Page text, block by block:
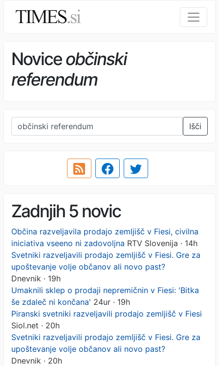
Noviceobčinski
referendum
Išči
Zadnjih 5 novic
Občina razveljavila prodajo zemljišč v Fiesi, civilna
iniciativa vseeno ni zadovoljna RTV Slovenija · 14h
Svetniki razveljavili prodajo zemljišč v Fiesi. Gre za
upoštevanje volje občanov ali novo past?
Dnevnik · 19h
Umaknili sklep o prodaji nepremičnin v Fiesi: 'Bitka
še zdaleč ni končana' 24ur · 19h
Piranski svetniki razveljavili prodajo zemljišč v Fiesi
Siol.net · 20h
Svetniki razveljavili prodajo zemljišč v Fiesi. Gre za
upoštevanje volje občanov ali novo past?
Dnevnik · 20h